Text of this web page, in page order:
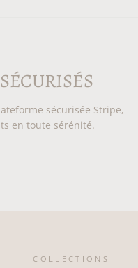
sécurisée Stripe,
en toute sérénité.
COLLECTIONS